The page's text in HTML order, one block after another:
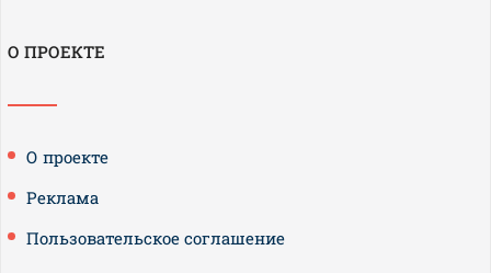
О ПРОЕКТЕ
О проекте
Реклама
Пользовательское соглашение